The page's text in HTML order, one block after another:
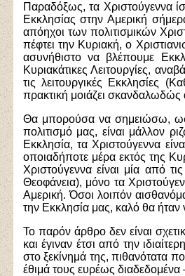
Παραδόξως, τα Χριστούγεννα
Εκκλησίας στην Αμερική
απόηχοι των πολιτισμικών
πέφτει την Κυριακή, ο
ασυνήθιστο να βλέπουμε
Κυριακάτικες Λειτουργίες,
τις λειτουργικές Εκκλησίες
πρακτική μοιάζει σκανδαλωδώς
Θα μπορούσα να σημειώσω,
πολιτισμό μας, είναι μάλλον
Εκκλησία, τα Χριστούγεννα
οποιαδήποτε μέρα εκτός της
Χριστούγεννα είναι μία από
Θεοφάνεια), μόνο τα
Αμερική. Όσοι λοιπόν
την Εκκλησία μας, καλό θα
Το παρόν άρθρο δεν είναι
και έγιναν έτσι από την
στο ξεκίνημά της, πιθανότατα
έθιμά τους ευρέως